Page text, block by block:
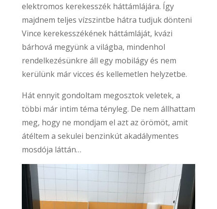
elektromos kerekesszék háttámlájára. Így
majdnem teljes vízszintbe hátra tudjuk dönteni
Vince kerekesszékének háttámláját, kvázi
bárhová megyünk a világba, mindenhol
rendelkezésünkre áll egy mobilágy és nem
kerülünk már vicces és kellemetlen helyzetbe.
Hát ennyit gondoltam megosztok veletek, a
többi már intim téma tényleg. De nem állhattam
meg, hogy ne mondjam el azt az örömöt, amit
átéltem a sekulei benzinkút akadálymentes
mosdója láttán…